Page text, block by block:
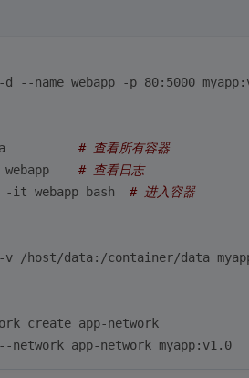
--name webapp -p 80:5000
ps -a # 查看所有容器
webapp # 查看日志
-it webapp bash # 进入容器
v /host/data:/container/data
create app-network
network app-network myapp:v1.0